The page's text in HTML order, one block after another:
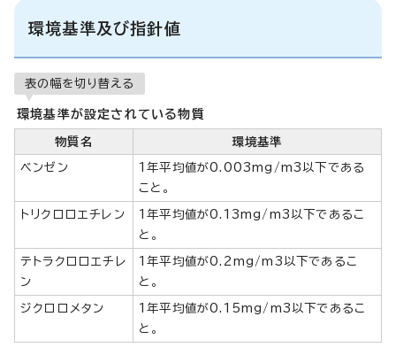
環境基準及び指針値
表の幅を切り替える
環境基準が設定されている物質
物質名 環境基準
ベンゼン
1年平均値が0.003mg/m3以下である
こと。
トリクロロエチレン
1年平均値が0.13mg/m3以下であるこ
と。
テトラクロロエチレ
ン
1年平均値が0.2mg/m3以下であるこ
と。
ジクロロメタン
1年平均値が0.15mg/m3以下であるこ
と。